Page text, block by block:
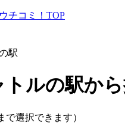
チコミ！TOP
駅
トルの駅か
で選択できます）